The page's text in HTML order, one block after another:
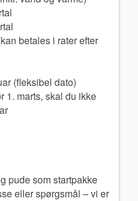
betales i rater efter
(fleksibel dato)
1. marts, skal du ikke
pude som startpakke
eller spørgsmål – vi er